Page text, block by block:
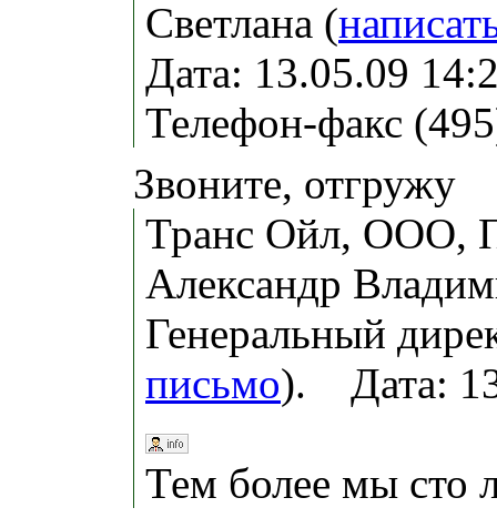
Светлана (
Дата: 13.05.09
Телефон-факс
Звоните, отгружу
Транс Ойл, ООО,
Александр
Генеральный
письмо). Дата:
Тем более мы сто